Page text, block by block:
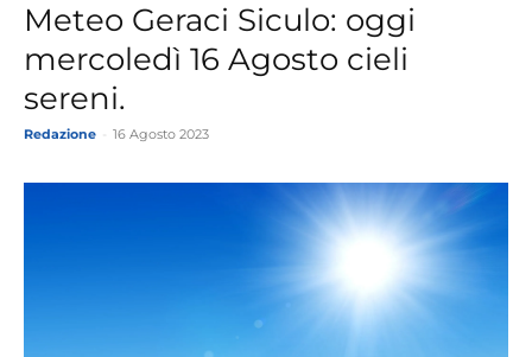
Meteo Geraci Siculo: oggi
mercoledì 16 Agosto cieli
sereni.
Redazione 16 Agosto 2023